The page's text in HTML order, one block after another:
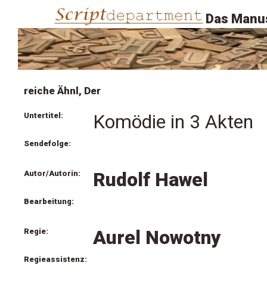
Das
reiche Ähnl, Der
Untertitel: Komödie in 3 Akten
Sendefolge:
Autor/Autorin: Rudolf Hawel
Bearbeitung:
Regie: Aurel Nowotny
Regieassistenz: